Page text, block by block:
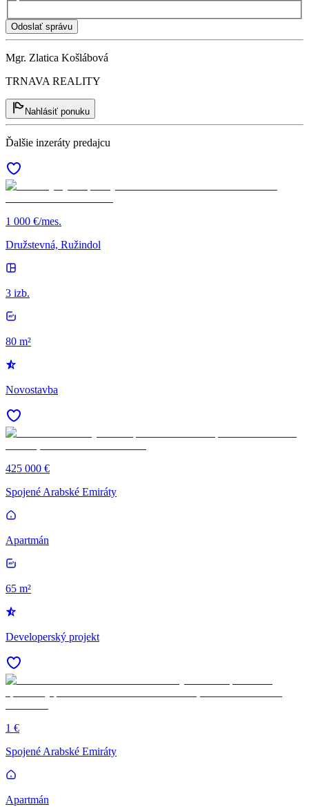
Odoslať správu
Mgr. Zlatica Košlábová
TRNAVA REALITY
Nahlásiť ponuku
Ďalšie inzeráty predajcu
1 000 €/mes.
Družstevná, Ružindol
3 izb.
80 m²
Novostavba
425 000 €
Spojené Arabské Emiráty
Apartmán
65 m²
Developerský projekt
1 €
Spojené Arabské Emiráty
Apartmán